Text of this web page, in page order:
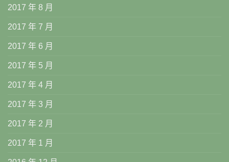
2017 年 8 月
2017 年 7 月
2017 年 6 月
2017 年 5 月
2017 年 4 月
2017 年 3 月
2017 年 2 月
2017 年 1 月